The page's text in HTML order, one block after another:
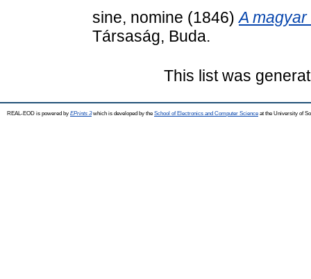
sine, nomine (1846)A
Társaság, Buda.
This list was
REAL-EOD is powered by EPrints 3which is developed by the School of Electronics and Computer Science at the University of